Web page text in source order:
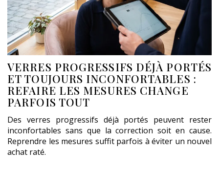
VERRES PROGRESSIFS DÉJÀ PORTÉS
ET TOUJOURS INCONFORTABLES :
REFAIRE LES MESURES CHANGE
PARFOIS TOUT
Des verres progressifs déjà portés peuvent rester
inconfortables sans que la correction soit en cause.
Reprendre les mesures suffit parfois à éviter un nouvel
achat raté.